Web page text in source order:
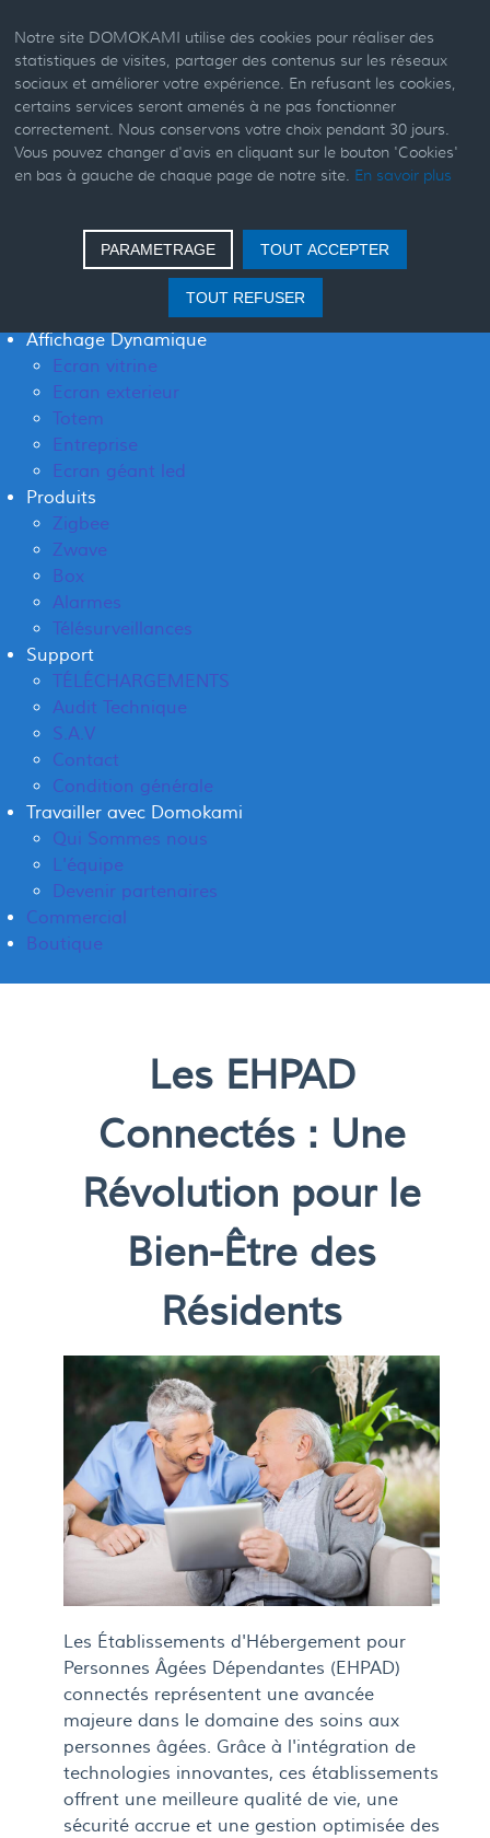
Open menu
Accueil
Hôpitaux
Hôtellerie
Maison intelligente
Affichage Dynamique
Ecran vitrine
Ecran exterieur
Totem
Entreprise
Ecran géant led
Produits
Zigbee
Zwave
Box
Alarmes
Télésurveillances
Support
TÉLÉCHARGEMENTS
Audit Technique
S.A.V
Contact
Condition générale
Travailler avec Domokami
Qui Sommes nous
L'équipe
Devenir partenaires
Commercial
Boutique
Les EHPAD
Connectés : Une
Révolution pour le
Bien-Être des
Résidents
Les Établissements d'Hébergement pour
Personnes Âgées Dépendantes (EHPAD)
connectés représentent une avancée
majeure dans le domaine des soins aux
personnes âgées. Grâce à l'intégration de
technologies innovantes, ces établissements
offrent une meilleure qualité de vie, une
sécurité accrue et une gestion optimisée des
Notre site DOMOKAMI utilise des cookies pour réaliser des
statistiques de visites, partager des contenus sur les réseaux
sociaux et améliorer votre expérience. En refusant les cookies,
certains services seront amenés à ne pas fonctionner
correctement. Nous conservons votre choix pendant 30 jours.
Vous pouvez changer d'avis en cliquant sur le bouton 'Cookies'
en bas à gauche de chaque page de notre site. En savoir plus
PARAMETRAGE TOUT ACCEPTER
TOUT REFUSER